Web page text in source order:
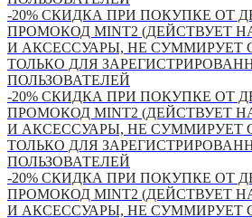
-20% СКИДКА ПРИ ПОКУПКЕ ОТ
ПРОМОКОД MINT2 (ДЕЙСТВУЕТ
И АКСЕССУАРЫ, НЕ СУММИРУЕТ
ТОЛЬКО ДЛЯ
ПОЛЬЗОВАТЕЛЕЙ
-20% СКИДКА ПРИ ПОКУПКЕ ОТ
ПРОМОКОД MINT2 (ДЕЙСТВУЕТ
И АКСЕССУАРЫ, НЕ СУММИРУЕТ
ТОЛЬКО ДЛЯ
ПОЛЬЗОВАТЕЛЕЙ
-20% СКИДКА ПРИ ПОКУПКЕ ОТ
ПРОМОКОД MINT2 (ДЕЙСТВУЕТ
И АКСЕССУАРЫ, НЕ СУММИРУЕТ